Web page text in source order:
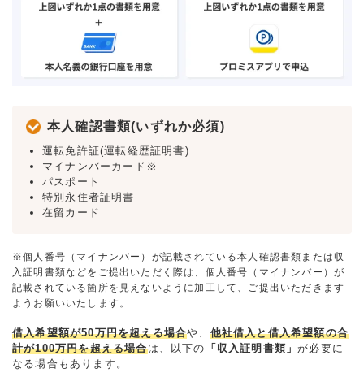
本人確認書類(いずれか必須)
運転免許証(運転経歴証明書)
マイナンバーカード※
パスポート
特別永住者証明書
在留カード
※個人番号（マイナンバー）が記載されている本人確認書類または収
入証明書類などをご提出いただく際は、個人番号（マイナンバー）が
記載されている箇所を見えないように加工して、ご提出いただきます
ようお願いいたします。
借入希望額が50万円を超える場合や、 他社借入と借入希望額の合
計が100万円を超える場合は、以下の 「収入証明書類」が必要に
なる場合もあります。